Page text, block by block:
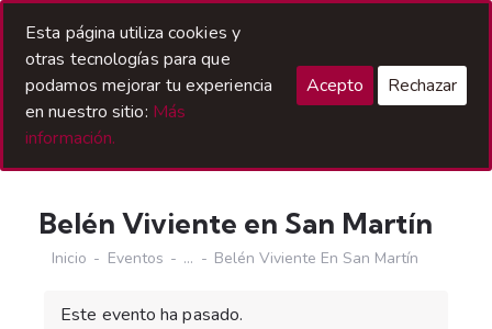
Belén Viviente en San Martín
Inicio Eventos ... Belén Viviente En San Martín
Este evento ha pasado.
Esta página utiliza cookies y
otras tecnologías para que
podamos mejorar tu experiencia
en nuestro sitio: Más
información.
Acepto Rechazar